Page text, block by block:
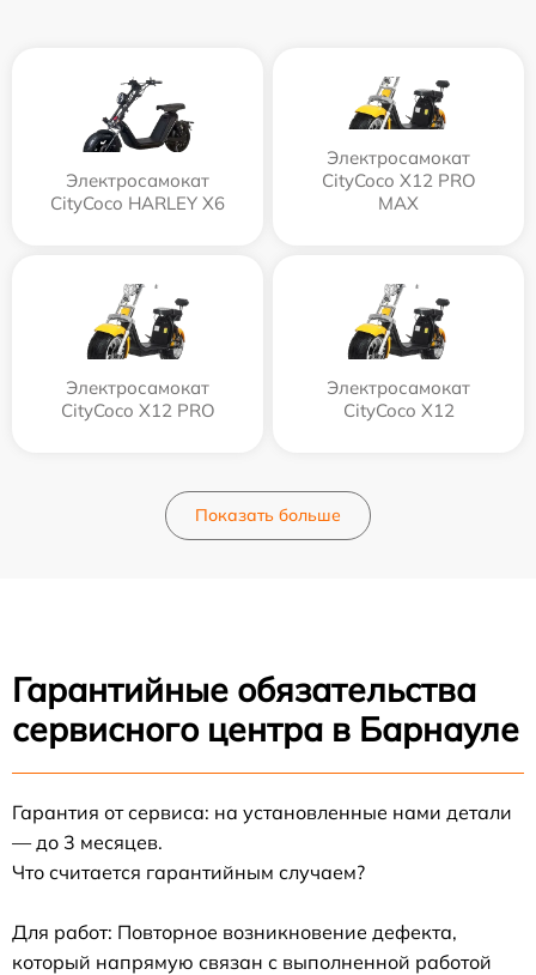
Электросамокат
CityCoco HARLEY X6
Электросамокат
CityCoco X12 PRO
MAX
Электросамокат
CityCoco X12 PRO
Электросамокат
CityCoco X12
Показать больше
Гарантийные обязательства
сервисного центра в Барнауле
Гарантия от сервиса: на установленные нами детали
— до 3 месяцев.
Что считается гарантийным случаем?
Для работ: Повторное возникновение дефекта,
который напрямую связан с выполненной работой